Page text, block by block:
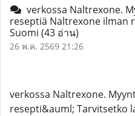
verkossa Naltrexone.
reseptiä Naltrexone ilman
Suomi (43 อ่าน)
26 พ.ค. 2569 21:26
verkossa Naltrexone.
resepti&auml; Tarvitsetko